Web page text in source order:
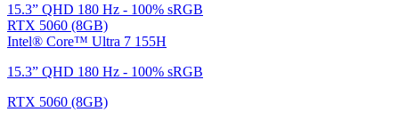
15.3” QHD 180 Hz - 100% sRGB
RTX 5060 (8GB)
Intel® Core™ Ultra 7 155H
15.3” QHD 180 Hz - 100% sRGB
RTX 5060 (8GB)